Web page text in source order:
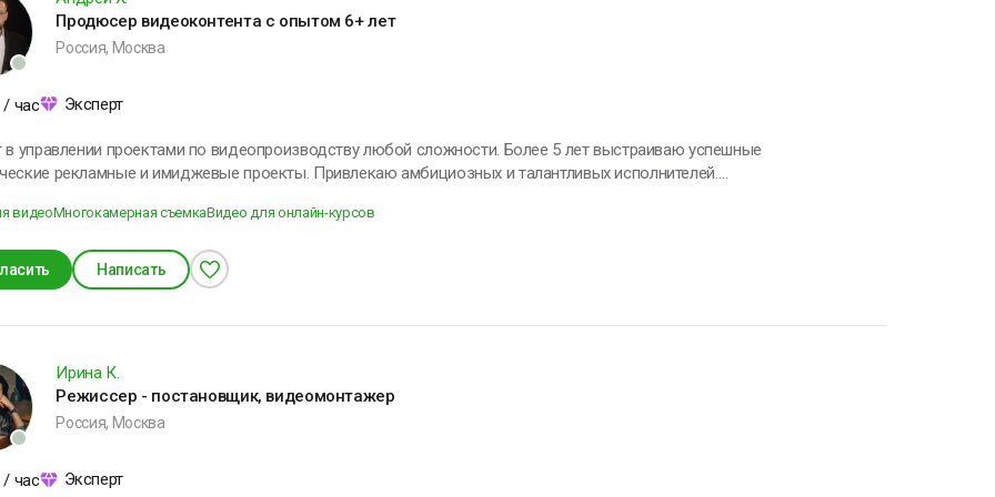
Продюсер видеоконтента с опытом 6+ лет
Россия, Москва
/ час Эксперт
в управлении проектами по видеопроизводству любой сложности. Более 5 лет выстраиваю успешные
рекламные и имиджевые проекты. Привлекаю амбициозных и талантливых исполнителей.
сложных задач в условиях сжатых сроков и ограниченных ресурсов. Превращаю пожелания
file/d/1V2CTSJmSD5KcXN-_1CCw46gsRE5dETBE/view?usp=sharing
видеоМногокамерная съемкаВидео для онлайн-курсов
Написать
Ирина К.
Режиссер - постановщик, видеомонтажер
Россия, Москва
/ час Эксперт